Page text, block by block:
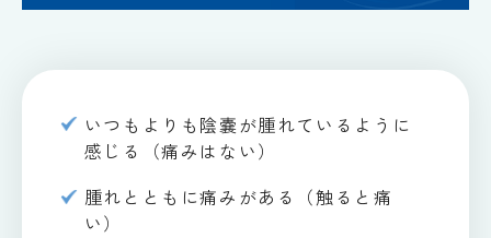
いつもよりも陰嚢が腫れているように
感じる（痛みはない）
腫れとともに痛みがある（触ると痛
い）